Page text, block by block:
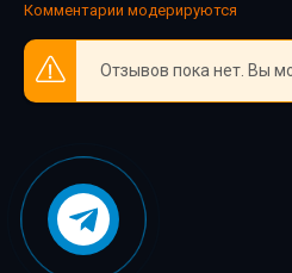
Комментарии модерируются
Отзывов пока нет. Вы